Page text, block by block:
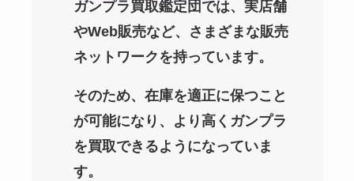
ガンプラ買取鑑定団では、実店舗
やWeb販売など、さまざまな販売
ネットワークを持っています。
そのため、在庫を適正に保つこと
が可能になり、より高くガンプラ
を買取できるようになっていま
す。